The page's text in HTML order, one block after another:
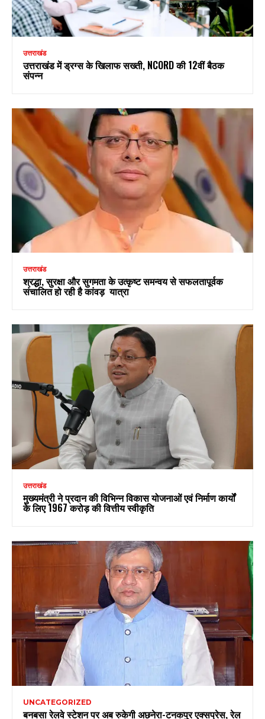
उत्तराखंड
उत्तराखंड में ड्रग्स के खिलाफ सख्ती, NCORD की 12वीं बैठक
संपन्न
उत्तराखंड
श्रद्धा, सुरक्षा और सुगमता के उत्कृष्ट समन्वय से सफलतापूर्वक
संचालित हो रही है कांवड़ यात्रा
उत्तराखंड
मुख्यमंत्री ने प्रदान की विभिन्न विकास योजनाओं एवं निर्माण कार्यों
के लिए ₹1967 करोड़ की वित्तीय स्वीकृति
UNCATEGORIZED
बनबसा रेलवे स्टेशन पर अब रुकेगी अछनेरा-टनकपुर एक्सप्रेस, रेल